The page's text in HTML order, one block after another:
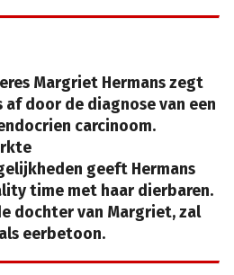
Margriet Hermans zegt
door de diagnose van een
carcinoom.
geeft Hermans
time met haar dierbaren.
dochter van Margriet, zal
eerbetoon.